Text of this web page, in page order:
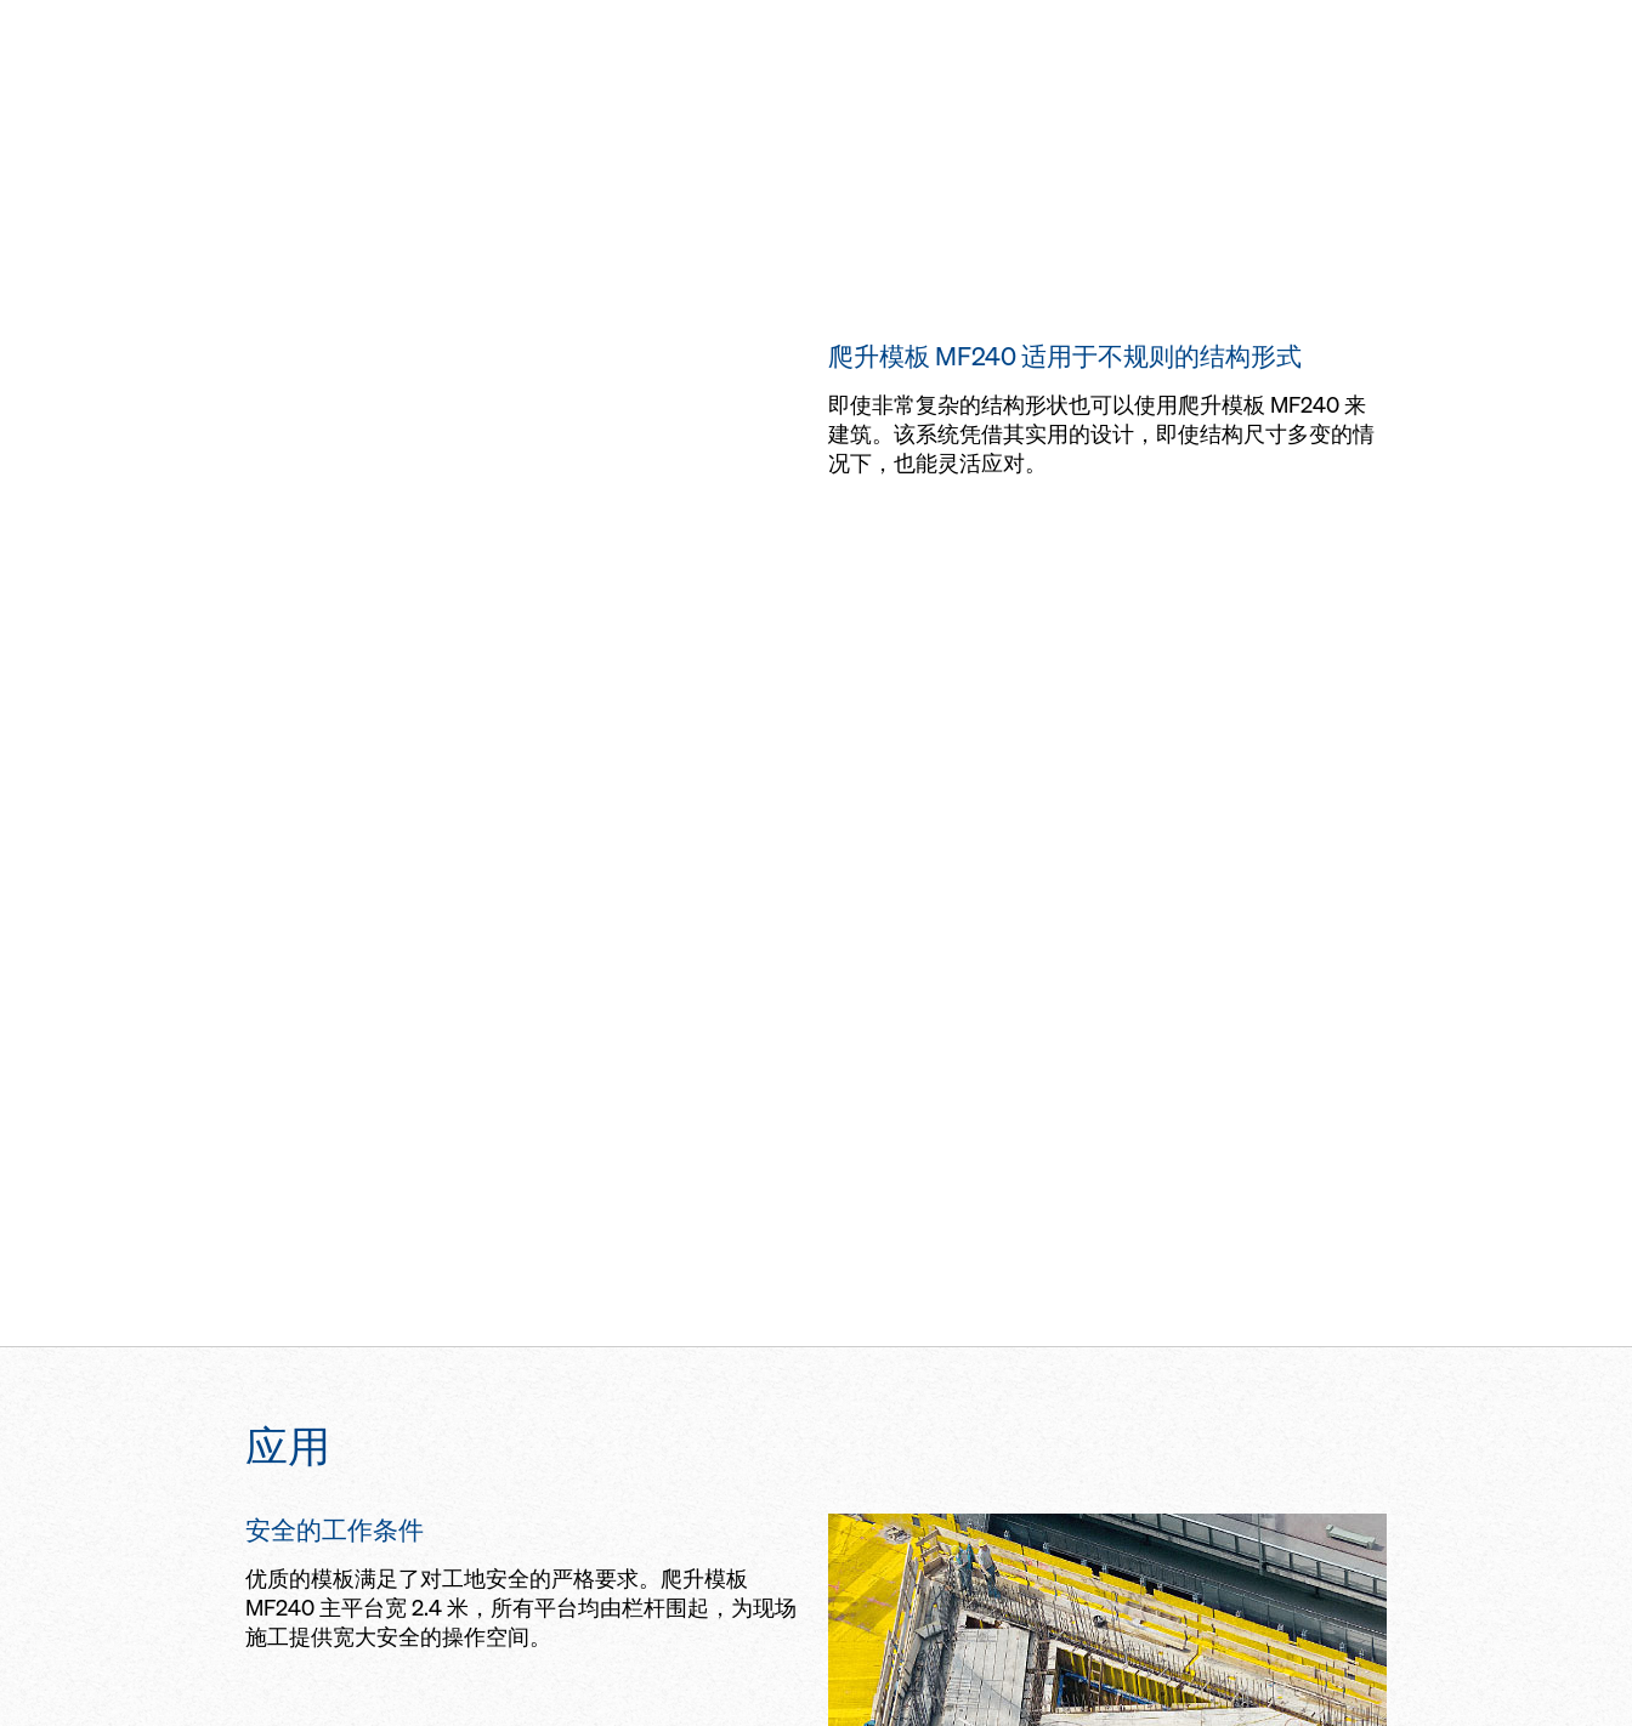
爬升模板 MF240 适用于不规则的结构形式
即使非常复杂的结构形状也可以使用爬升模板 MF240 来
建筑。该系统凭借其实用的设计，即使结构尺寸多变的情
况下，也能灵活应对。
应用
安全的工作条件
优质的模板满足了对工地安全的严格要求。爬升模板
MF240 主平台宽 2.4 米，所有平台均由栏杆围起，为现场
施工提供宽大安全的操作空间。